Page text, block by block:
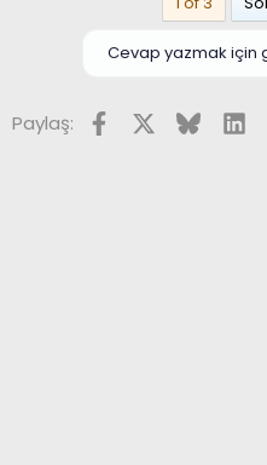
Cevap yazmak için
Paylaş: FacebookX (Twitter)
Bluesky